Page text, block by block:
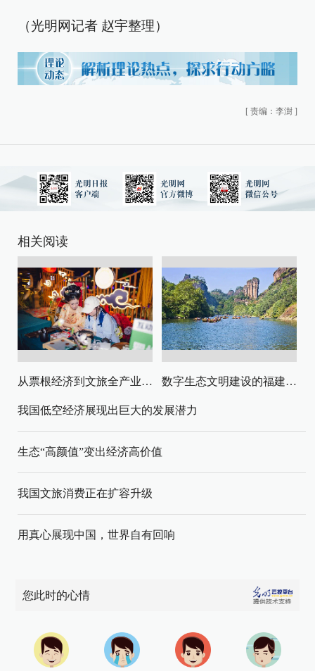
（光明网记者 赵宇整理）
[ 责编：李澍 ]
相关阅读
从票根经济到文旅全产业链升级 数字生态文明建设的福建路径与启示
我国低空经济展现出巨大的发展潜力
生态“高颜值”变出经济高价值
我国文旅消费正在扩容升级
用真心展现中国，世界自有回响
您此时的心情